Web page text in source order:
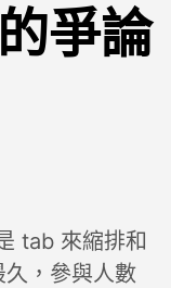
爭論
tab 來縮排和
，參與人數